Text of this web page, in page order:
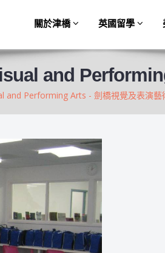
關於津橋 英國留學
and
and Performing Arts - 劍橋視覺及表演藝